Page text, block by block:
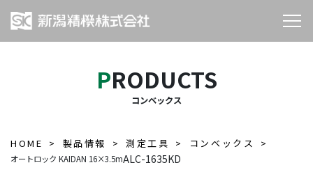
PRODUCTS
コンベックス
HOME 製品情報 測定工具 コンベックス
オートロック KAIDAN 16×3.5mALC-1635KD